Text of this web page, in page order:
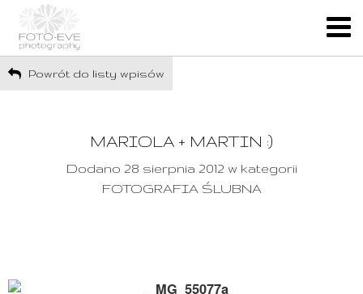
Powrót do listy wpisów
MARIOLA + MARTIN :)
Dodano 28 sierpnia 2012 w kategorii
FOTOGRAFIA ŚLUBNA